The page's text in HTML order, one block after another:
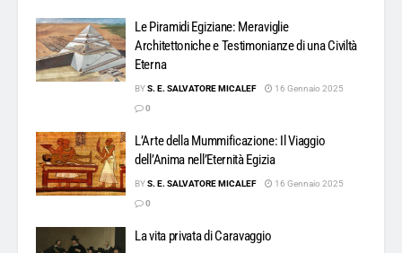
Le Piramidi Egiziane: Meraviglie
Architettoniche e Testimonianze di una Civiltà
Eterna
BYS. E. SALVATORE MICALEF
16 Gennaio 2025
0
L’Arte della Mummificazione: Il Viaggio
dell’Anima nell’Eternità Egizia
BYS. E. SALVATORE MICALEF
16 Gennaio 2025
0
La vita privata di Caravaggio